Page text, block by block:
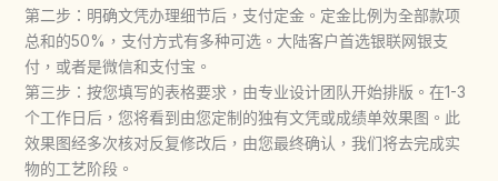
第二步：明确文凭办理细节后，支付定金。定金比例为全部款项
总和的50%，支付方式有多种可选。大陆客户首选银联网银支
付，或者是微信和支付宝。
第三步：按您填写的表格要求，由专业设计团队开始排版。在1-3
个工作日后，您将看到由您定制的独有文凭或成绩单效果图。此
效果图经多次核对反复修改后，由您最终确认，我们将去完成实
物的工艺阶段。